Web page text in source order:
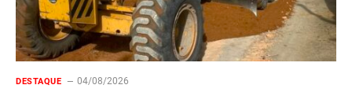
DESTAQUE 04/08/2026